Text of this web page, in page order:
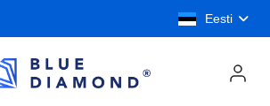
Eesti